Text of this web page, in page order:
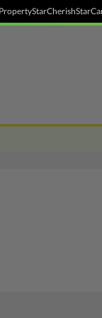
StarCherish